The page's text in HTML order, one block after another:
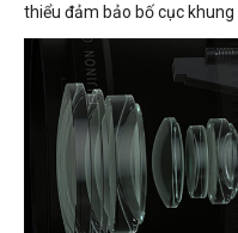
thiểu đảm bảo bố cục